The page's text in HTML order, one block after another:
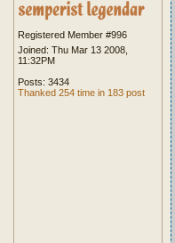
Registered Member #996
Joined: Thu Mar 13 2008,
11:32PM
Posts: 3434
Thanked 254 time in 183 post